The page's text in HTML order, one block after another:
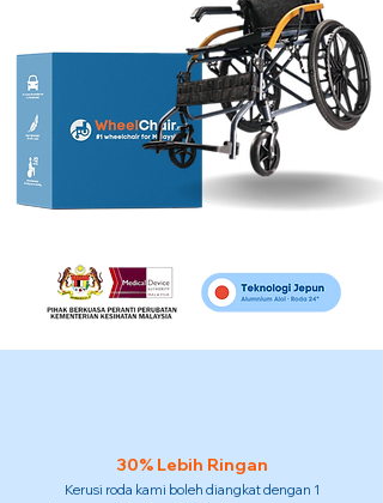
30% Lebih Ringan
Kerusi roda kami boleh diangkat dengan 1